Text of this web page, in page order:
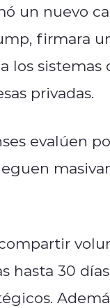
un nuevo
firmara
los
privadas.
evalúen
hasta 30